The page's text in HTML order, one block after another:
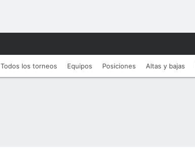
Todos los torneos Equipos Posiciones Altas y bajas